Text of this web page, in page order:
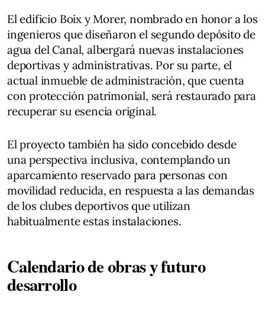
El edificio Boix y Morer, nombrado en honor a los
ingenieros que diseñaron el segundo depósito de
agua del Canal, albergará nuevas instalaciones
deportivas y administrativas. Por su parte, el
actual inmueble de administración, que cuenta
con protección patrimonial, será restaurado para
recuperar su esencia original.
El proyecto también ha sido concebido desde
una perspectiva inclusiva, contemplando un
aparcamiento reservado para personas con
movilidad reducida, en respuesta a las demandas
de los clubes deportivos que utilizan
habitualmente estas instalaciones.
Calendario de obras y futuro
desarrollo